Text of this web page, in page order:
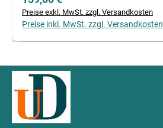
Preise exkl. MwSt. zzgl. Versandkosten
Preise inkl. MwSt. zzgl. Versandkosten